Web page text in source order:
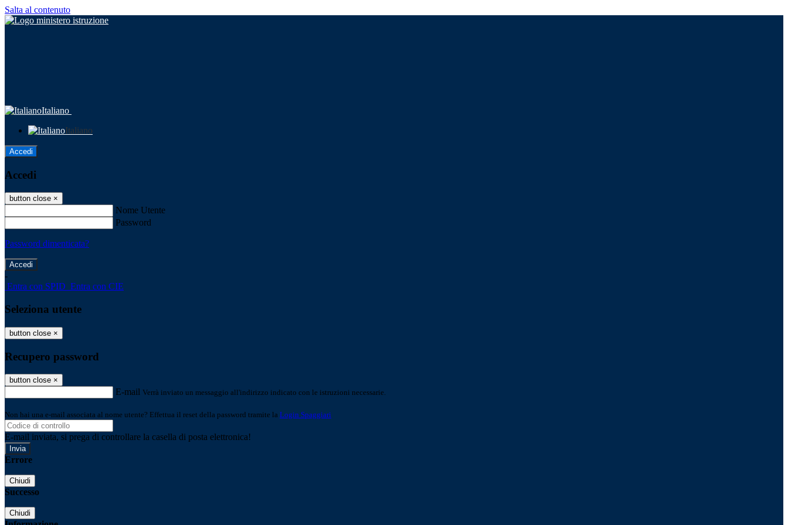
Salta al contenuto
Italiano
Italiano
Accedi
Accedi
button close ×
Nome Utente
Password
Password dimenticata?
-
Entra con SPID Entra con CIE
Seleziona utente
button close ×
Recupero password
button close ×
E-mail Verrà inviato un messaggio all'indirizzo indicato con le istruzioni necessarie.
Non hai una e-mail associata al nome utente? Effettua il reset della password tramite la Login Spaggiari
E-mail inviata, si prega di controllare la casella di posta elettronica!
Errore
Chiudi
Successo
Chiudi